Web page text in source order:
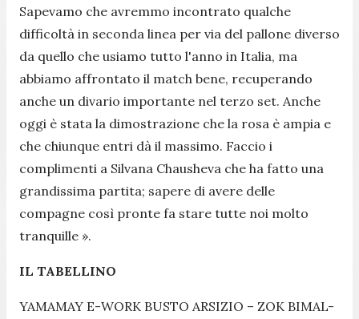
Sapevamo che avremmo incontrato qualche
difficoltà in seconda linea per via del pallone diverso
da quello che usiamo tutto l'anno in Italia, ma
abbiamo affrontato il match bene, recuperando
anche un divario importante nel terzo set. Anche
oggi è stata la dimostrazione che la rosa è ampia e
che chiunque entri dà il massimo. Faccio i
complimenti a Silvana Chausheva che ha fatto una
grandissima partita; sapere di avere delle
compagne così pronte fa stare tutte noi molto
tranquille ».
IL TABELLINO
YAMAMAY E-WORK BUSTO ARSIZIO – ZOK BIMAL-